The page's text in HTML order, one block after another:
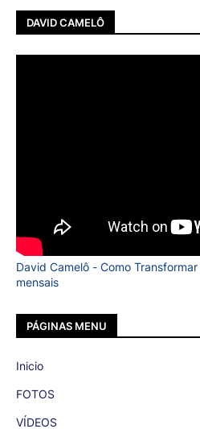
DAVID CAMELÔ
David Camelô - Como
mensais
PÁGINAS MENU
Inicio
FOTOS
VÍDEOS